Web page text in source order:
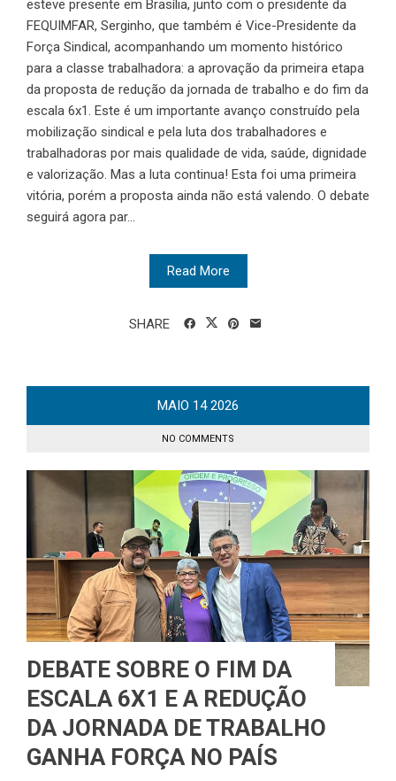
esteve presente em Brasília, junto com o presidente da
FEQUIMFAR, Serginho, que também é Vice-Presidente da
Força Sindical, acompanhando um momento histórico
para a classe trabalhadora: a aprovação da primeira etapa
da proposta de redução da jornada de trabalho e do fim da
escala 6x1. Este é um importante avanço construído pela
mobilização sindical e pela luta dos trabalhadores e
trabalhadoras por mais qualidade de vida, saúde, dignidade
e valorização. Mas a luta continua! Esta foi uma primeira
vitória, porém a proposta ainda não está valendo. O debate
seguirá agora par...
Read More
SHARE
MAIO 14 2026
NO COMMENTS
DEBATE SOBRE O FIM DA
ESCALA 6X1 E A REDUÇÃO
DA JORNADA DE TRABALHO
GANHA FORÇA NO PAÍS